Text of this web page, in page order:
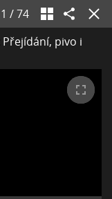
1 /74
pivo i